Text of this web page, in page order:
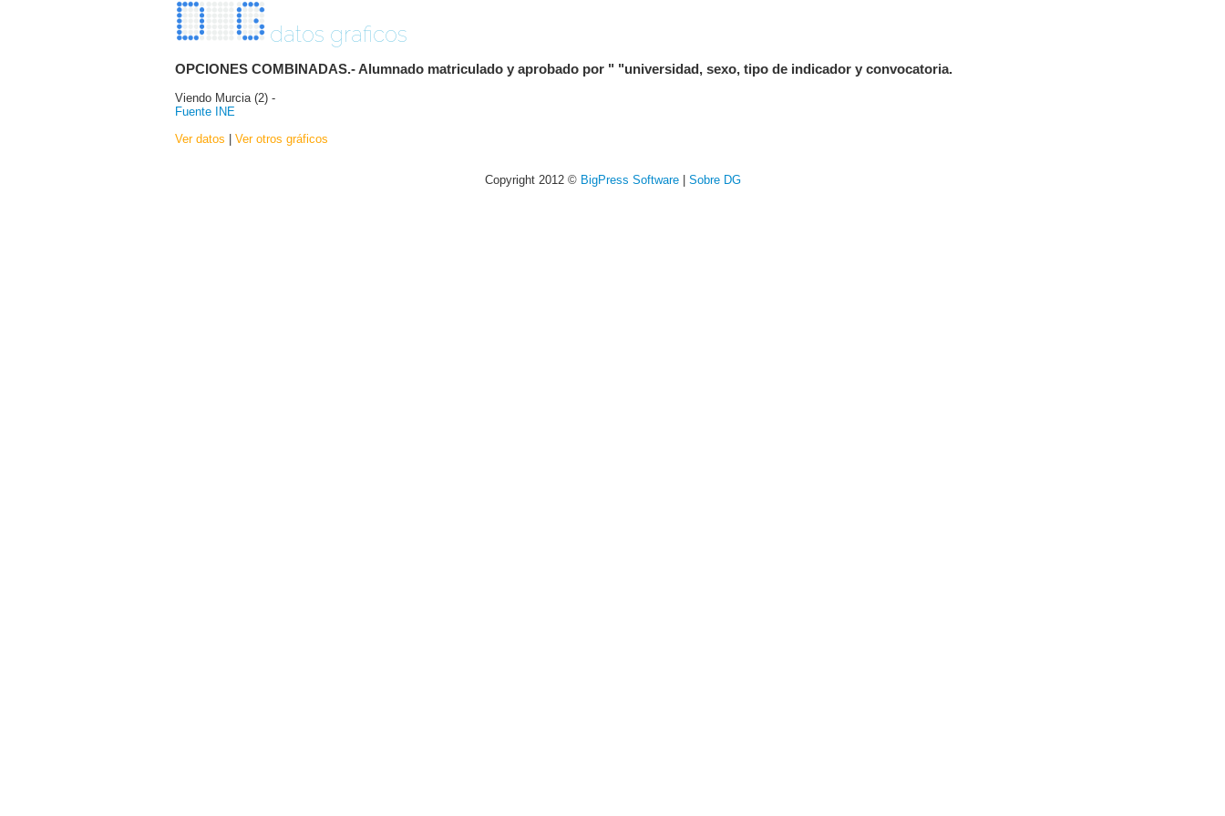
datos graficos
OPCIONES COMBINADAS.- Alumnado matriculado y aprobado por " "universidad, sexo, tipo de indicador y convocatoria.
Viendo Murcia (2) -
Fuente INE
Ver datos | Ver otros gráficos
Copyright 2012 © BigPress Software| Sobre DG